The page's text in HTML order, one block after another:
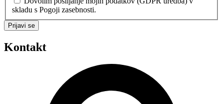
skladu s Pogoji zasebnosti.
Prijavi se
Kontakt